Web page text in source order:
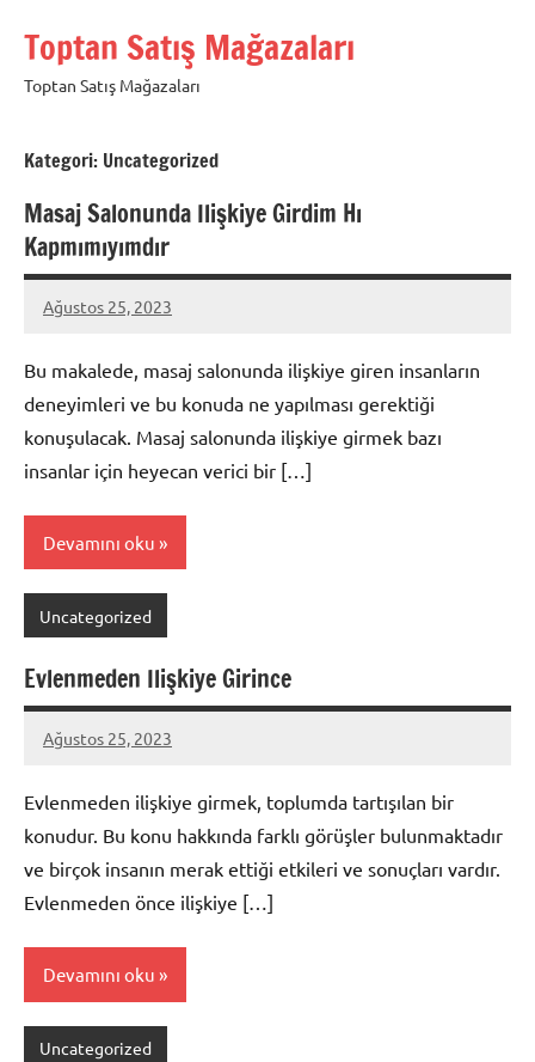
Toptan Satış Mağazaları
Toptan Satış Mağazaları
Kategori: Uncategorized
Masaj Salonunda Ilişkiye Girdim Hı
Kapmımıyımdır
Ağustos 25, 2023
admin
Bu makalede, masaj salonunda ilişkiye giren insanların
deneyimleri ve bu konuda ne yapılması gerektiği
konuşulacak. Masaj salonunda ilişkiye girmek bazı
insanlar için heyecan verici bir […]
Devamını oku
Uncategorized
Evlenmeden Ilişkiye Girince
Ağustos 25, 2023
admin
Evlenmeden ilişkiye girmek, toplumda tartışılan bir
konudur. Bu konu hakkında farklı görüşler bulunmaktadır
ve birçok insanın merak ettiği etkileri ve sonuçları vardır.
Evlenmeden önce ilişkiye […]
Devamını oku
Uncategorized